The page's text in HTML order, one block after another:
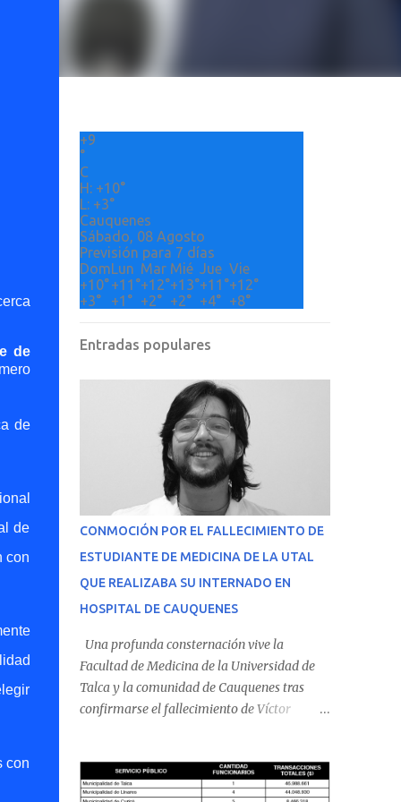
de
de
de
con
con
+9
°
C
H: +10°
L: +3°
Cauquenes
Sábado, 08 Agosto
Previsión para 7 días
DomLun Mar Mié Jue Vie
+10°+11°+12°+13°+11°+12°
+3° +1° +2° +2° +4° +8°
Entradas populares
CONMOCIÓN POR EL FALLECIMIENTO DE
ESTUDIANTE DE MEDICINA DE LA UTAL
QUE REALIZABA SU INTERNADO EN
HOSPITAL DE CAUQUENES
Una profunda consternación vive la
Facultad de Medicina de la Universidad de
Talca y la comunidad de Cauquenes tras
confirmarse el fallecimiento de Víctor
Cauquenes. De acuerdo con los antecedentes
conocidos, el joven se presentó a cumplir su